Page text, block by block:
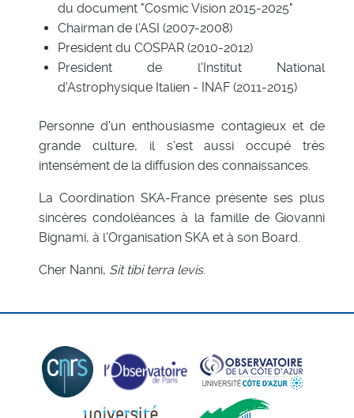
du document "Cosmic Vision 2015-2025"
Chairman de l'ASI (2007-2008)
President du COSPAR (2010-2012)
President de l'Institut National
d'Astrophysique Italien - INAF (2011-2015)
Personne d'un enthousiasme contagieux et de
grande culture, il s'est aussi occupé très
intensément de la diffusion des connaissances.
La Coordination SKA-France présente ses plus
sincères condoléances à la famille de Giovanni
Bignami, à l'Organisation SKA et à son Board.
Cher Nanni, Sit tibi terra levis.